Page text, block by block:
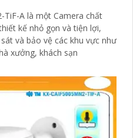
TiF-A là một Camera chất
và bảo vệ các khu vực như
xưởng, khách sạn